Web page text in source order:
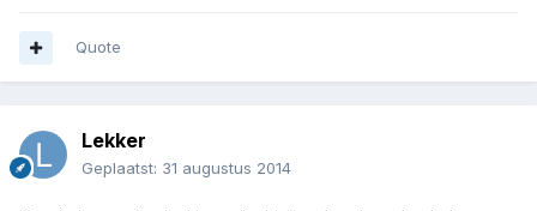
Quote
Lekker
Geplaatst: 31 augustus 2014